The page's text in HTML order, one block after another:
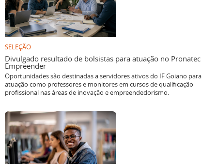
SELEÇÃO
Divulgado resultado de bolsistas para atuação no Pronatec
Empreender
Oportunidades são destinadas a servidores ativos do IF Goiano para
atuação como professores e monitores em cursos de qualificação
profissional nas áreas de inovação e empreendedorismo.